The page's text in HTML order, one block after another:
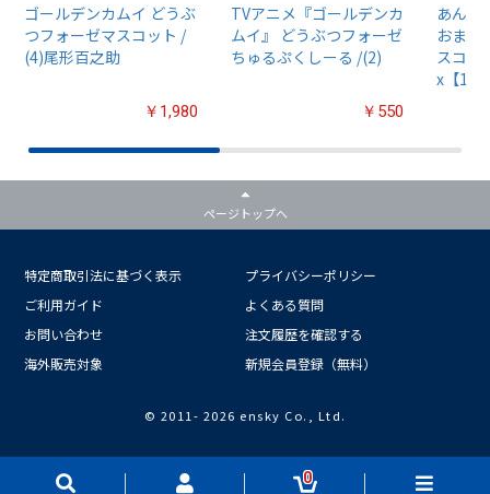
ゴールデンカムイ どうぶ
つフォーゼマスコット /
(4)尾形百之助
￥1,980
TVアニメ『ゴールデンカ
ムイ』 どうぶつフォーゼ
ちゅるぷくしーる /(2)
￥550
あんさ
おまん
スコッ
x【
0
ページトップへ
特定商取引法に基づく表示
プライバシーポリシー
ご利用ガイド
よくある質問
お問い合わせ
注文履歴を確認する
海外販売対象
新規会員登録（無料）
© 2011- 2026 ensky Co., Ltd.